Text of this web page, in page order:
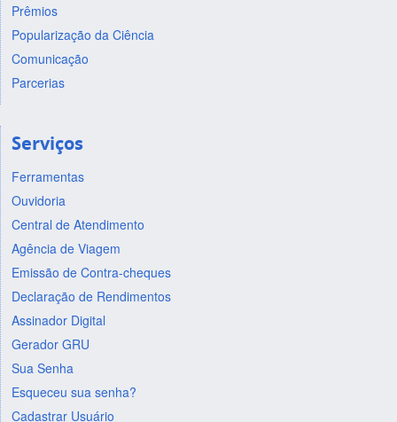
Prêmios
Popularização da Ciência
Comunicação
Parcerias
Serviços
Ferramentas
Ouvidoria
Central de Atendimento
Agência de Viagem
Emissão de Contra-cheques
Declaração de Rendimentos
Assinador Digital
Gerador GRU
Sua Senha
Esqueceu sua senha?
Cadastrar Usuário